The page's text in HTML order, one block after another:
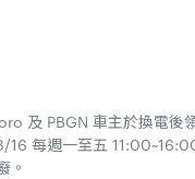
及 PBGN 車主於換電後
每週一至五
。